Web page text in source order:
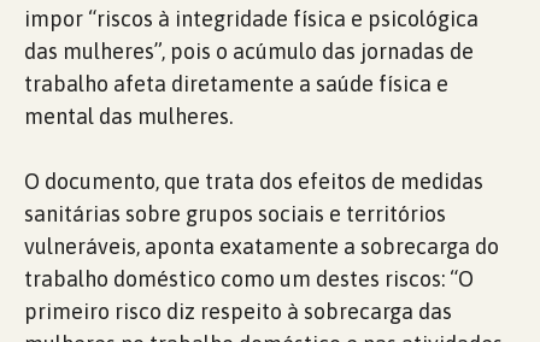
impor “riscos à integridade física e psicológica
das mulheres”, pois o acúmulo das jornadas de
trabalho afeta diretamente a saúde física e
mental das mulheres.
O documento, que trata dos efeitos de medidas
sanitárias sobre grupos sociais e territórios
vulneráveis, aponta exatamente a sobrecarga do
trabalho doméstico como um destes riscos: “O
primeiro risco diz respeito à sobrecarga das